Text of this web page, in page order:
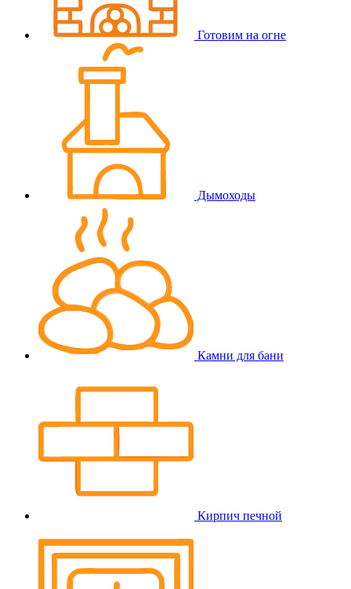
Готовим на огне
Дымоходы
Камни для бани
Кирпич печной